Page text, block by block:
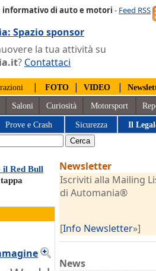
di auto e motori - Feed RSS
Spazio sponsor
la tua attività su
? Contattaci
| FOTO | VIDEO |
Saloni Curiosità Motorsport
Prove e Crash Sicurezza Il
il Red Bull
Newsletter
Iscriviti alla Mailing
di Automania®
[Info Newsletter»]
News